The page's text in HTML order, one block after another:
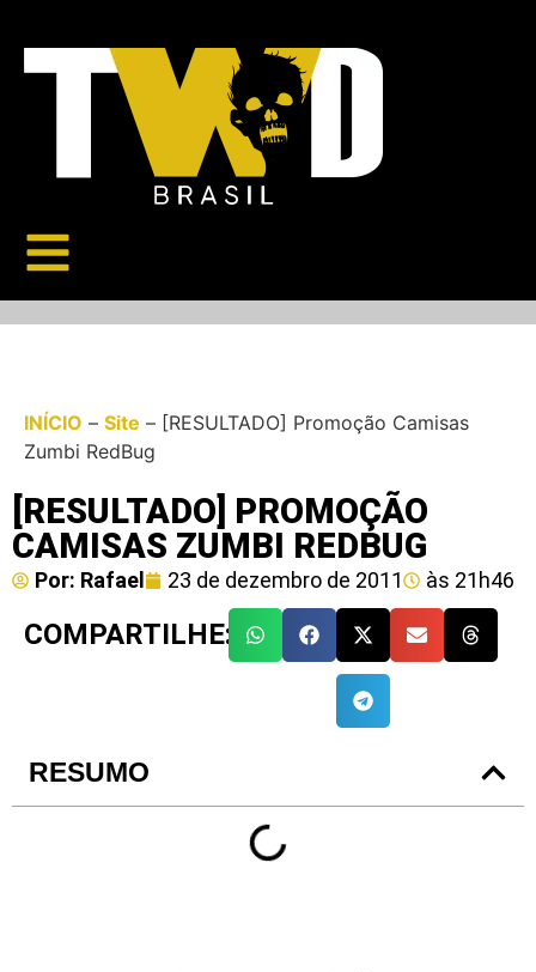
INÍCIO – Site – [RESULTADO] Promoção Camisas
Zumbi RedBug
[RESULTADO] PROMOÇÃO
CAMISAS ZUMBI REDBUG
Por: Rafael 23 de dezembro de 2011 às 21h46
COMPARTILHE:
RESUMO